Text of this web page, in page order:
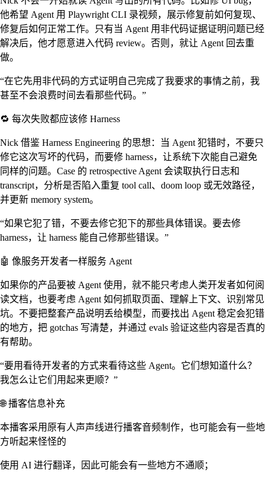
他希望 Agent 用 Playwright CLI 录视频，展示修复前如何复现、
修复后如何正常工作。只有当 Agent 用非代码证据证明问题已经
解决后，他才愿意进入代码 review。否则，就让 Agent 回去重
做。
“在它先用非代码的方式证明自己完成了我要求的事情之前，我
甚至不会浪费时间去看那些代码。”
🔁 每次失败都应该修 Harness
Nick 借鉴 Harness Engineering 的思想：当 Agent 犯错时，不要只
修它这次写坏的代码，而要修 harness，让系统下次能自己避免
同样的问题。Case 的 retrospective Agent 会读取执行日志和
transcript，分析是否陷入重复 tool call、doom loop 或无效路径，
并更新 memory system。
“如果它犯了错，不要去修它犯下的那些具体错误。要去修
harness，让 harness 能自己修那些错误。”
🤖 像服务开发者一样服务 Agent
如果你的产品要被 Agent 使用，就不能只考虑人类开发者如何阅
读文档，也要考虑 Agent 如何抓取页面、理解上下文、识别常见
坑。不要把整套产品说明丢给模型，而要找出 Agent 稳定会犯错
的地方，把 gotchas 写清楚，并通过 evals 验证这些内容是否真的
有帮助。
“要用看待开发者的方式来看待这些 Agent。它们想知道什么？
我怎么让它们用起来更顺？”
🌐 播客信息补充
本播客采用原有人声声线进行播客音频制作，也可能会有一些地
方听起来怪怪的
使用 AI 进行翻译，因此可能会有一些地方不通顺；